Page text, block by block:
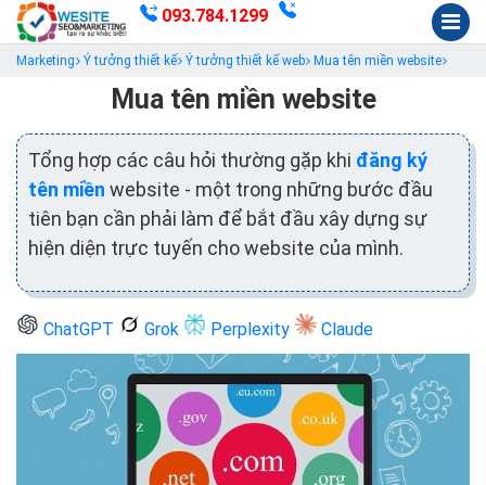
093.784.1299
Marketing Ý tưởng thiết kế Ý tưởng thiết kế web Mua tên miền website
Mua tên miền website
Tổng hợp các câu hỏi thường gặp khi đăng ký
tên miền website - một trong những bước đầu
tiên bạn cần phải làm để bắt đầu xây dựng sự
hiện diện trực tuyến cho website của mình.
ChatGPT Grok Perplexity Claude